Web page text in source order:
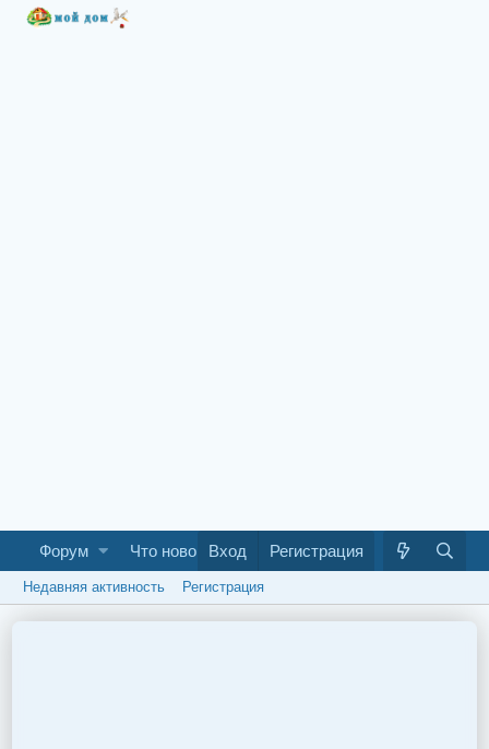
Форум Что нового Галерея Как построить
Вход Регистрация
Недавняя активность Регистрация